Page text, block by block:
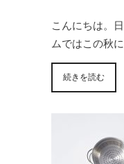
こんにちは。
ムではこの秋
続きを読む